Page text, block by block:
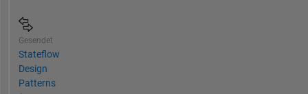
Gesendet
Stateflow
Design
Patterns